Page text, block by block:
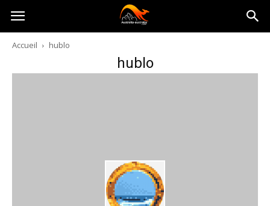
Australia-
australie.com
Accueil hublo
hublo